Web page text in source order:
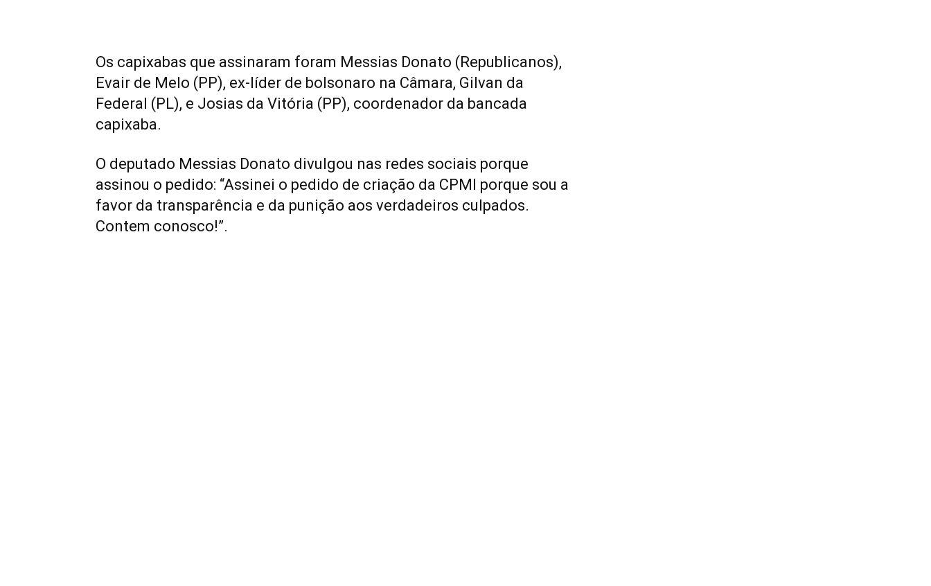
Os capixabas que assinaram foram Messias Donato (Republicanos),
Evair de Melo (PP), ex-líder de bolsonaro na Câmara, Gilvan da
Federal (PL), e Josias da Vitória (PP), coordenador da bancada
capixaba.
O deputado Messias Donato divulgou nas redes sociais porque
assinou o pedido: “Assinei o pedido de criação da CPMI porque sou a
favor da transparência e da punição aos verdadeiros culpados.
Contem conosco!”.